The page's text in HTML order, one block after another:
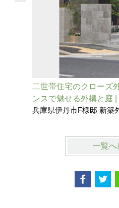
二世帯住宅のクローズ
ンスで魅せる外構と庭 |
兵庫県伊丹市F様邸 新築
一覧へ